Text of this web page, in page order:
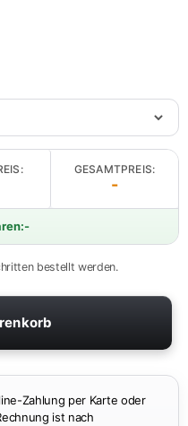
GESAMTPREIS:
-
-
bestellt werden.
Zahlung per Karte oder
ist nach